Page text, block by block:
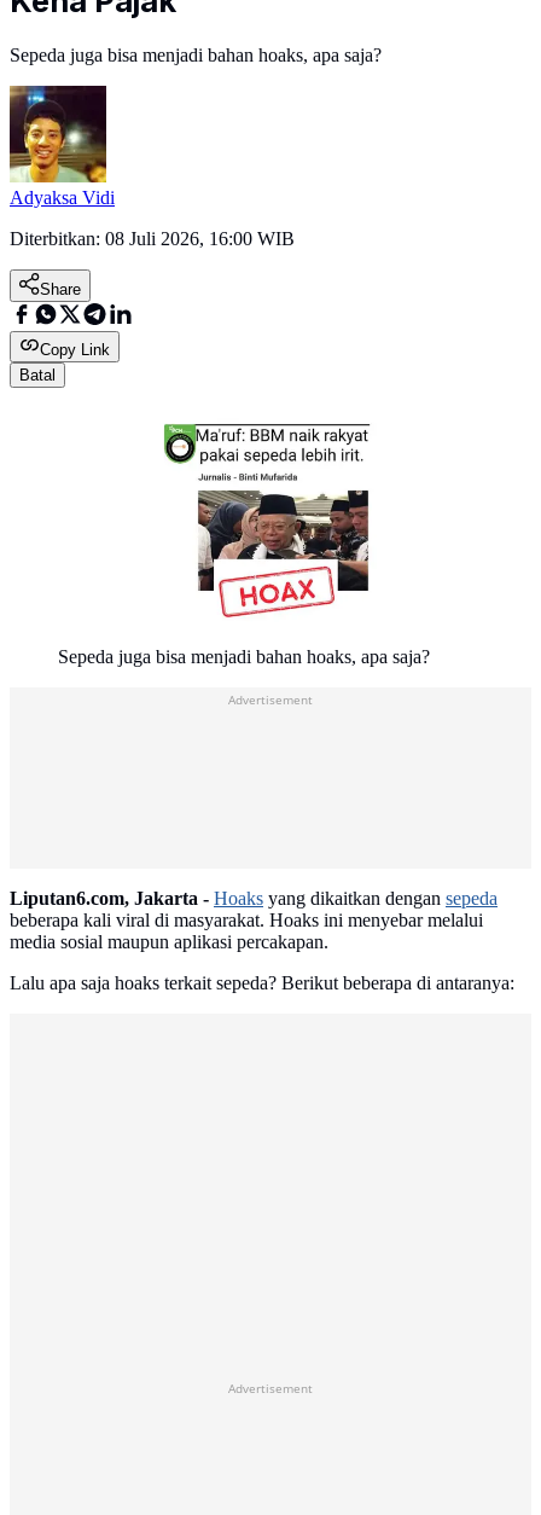
Sepeda juga bisa menjadi bahan hoaks, apa saja?
Adyaksa Vidi
Diterbitkan: 08 Juli 2026, 16:00 WIB
Share
Copy Link
Batal
Sepeda juga bisa menjadi bahan hoaks, apa saja?
Advertisement
Liputan6.com, Jakarta - Hoaks yang dikaitkan dengan sepeda
beberapa kali viral di masyarakat. Hoaks ini menyebar melalui
media sosial maupun aplikasi percakapan.
Lalu apa saja hoaks terkait sepeda? Berikut beberapa di antaranya:
Advertisement